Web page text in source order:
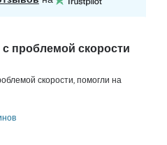
проблемой скорости
скорости, помогли на